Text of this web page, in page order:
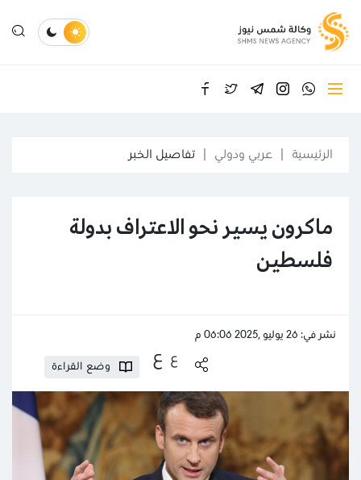
الرئيسية عربي ودولي تفاصيل الخبر
ماكرون يسير نحو الاعتراف بدولة
فلسطين
نشر في: 26 يوليو ,2025 06:06 م
ع ع
وضع القراءة